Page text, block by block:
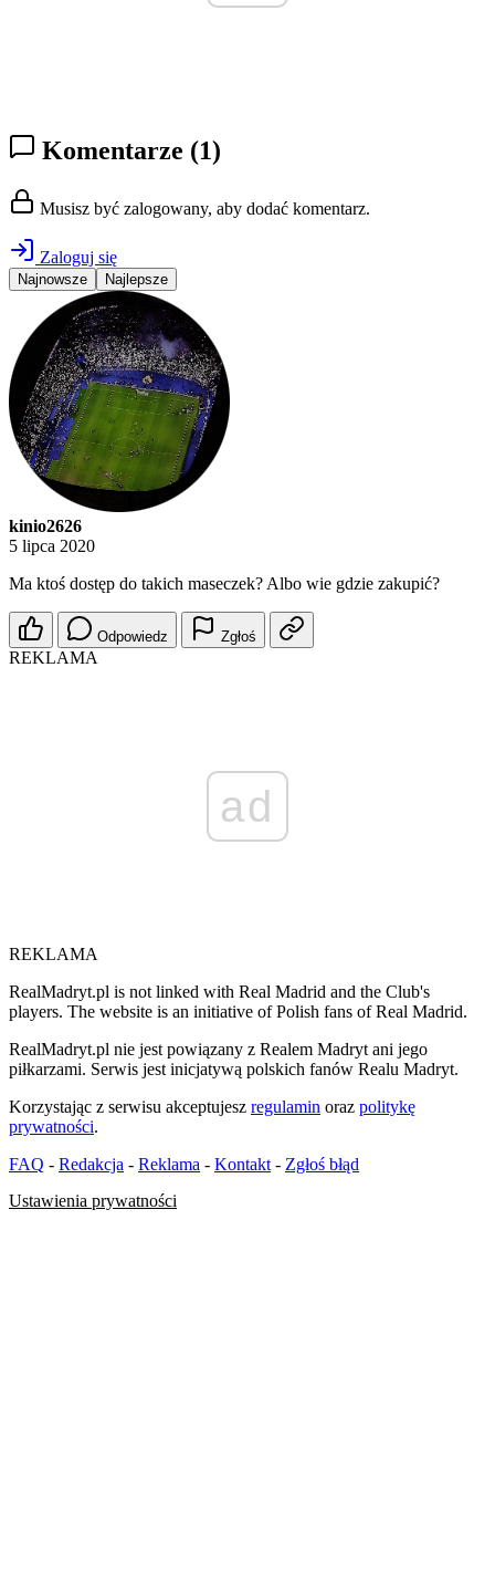
Komentarze (1)
Musisz być zalogowany, aby dodać komentarz.
Zaloguj się
Najnowsze Najlepsze
kinio2626
5 lipca 2020
Ma ktoś dostęp do takich maseczek? Albo wie gdzie zakupić?
Odpowiedz Zgłoś
REKLAMA
ad
REKLAMA
RealMadryt.pl is not linked with Real Madrid and the Club's
players. The website is an initiative of Polish fans of Real Madrid.
RealMadryt.pl nie jest powiązany z Realem Madryt ani jego
piłkarzami. Serwis jest inicjatywą polskich fanów Realu Madryt.
Korzystając z serwisu akceptujesz regulamin oraz politykę
prywatności.
FAQ - Redakcja - Reklama - Kontakt - Zgłoś błąd
Ustawienia prywatności